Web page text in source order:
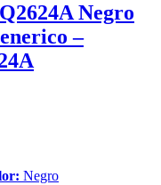
Negro
–
Negro